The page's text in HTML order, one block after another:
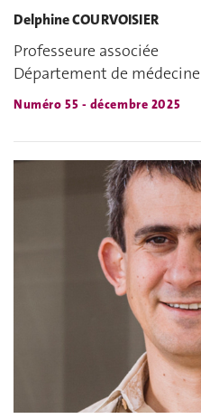
Delphine COURVOISIER
Professeure associée
Département de médecine
Numéro 55 - décembre 2025